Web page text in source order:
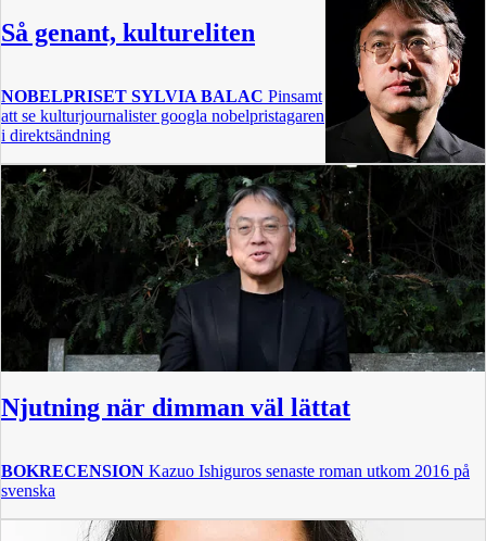
Så genant, kultureliten
NOBELPRISET SYLVIA BALAC Pinsamt
att se kulturjournalister googla nobelpristagaren
i direktsändning
Njutning när dimman väl lättat
BOKRECENSION Kazuo Ishiguros senaste roman utkom 2016 på
svenska